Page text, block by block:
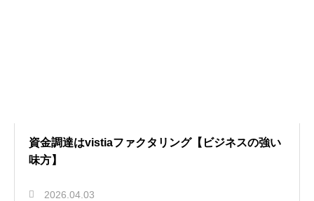
資金調達はvistiaファクタリング【ビジネスの強い
味方】
2026.04.03